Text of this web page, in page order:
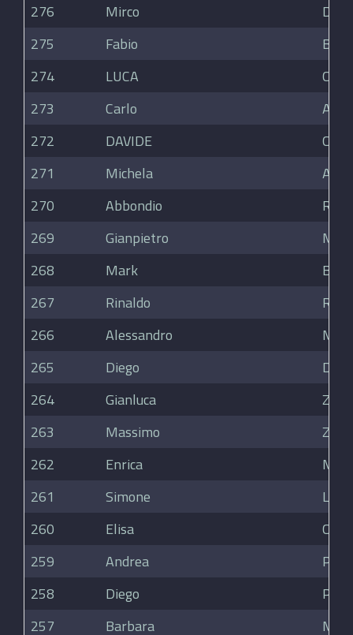
276
Mirco
De
275
Fabio
274
LUCA
273
Carlo
272
DAVIDE
271
Michela
270
Abbondio
269
Gianpietro
268
Mark
267
Rinaldo
266
Alessandro
265
Diego
264
Gianluca
263
Massimo
262
Enrica
261
Simone
260
Elisa
259
Andrea
258
Diego
257
Barbara Moi